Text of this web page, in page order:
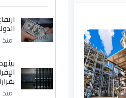
منذ 22 ساعة
منذ 21 ساعة